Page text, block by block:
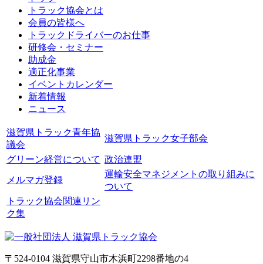
トラック協会とは
会員の皆様へ
トラックドライバーのお仕事
研修会・セミナー
助成金
適正化事業
イベントカレンダー
新着情報
ニュース
滋賀県トラック青年協
議会
滋賀県トラック女子部会
グリーン経営について 政治連盟
メルマガ登録
運輸安全マネジメントの取り組みに
ついて
トラック協会関連リン
ク集
〒524-0104 滋賀県守山市木浜町2298番地の4